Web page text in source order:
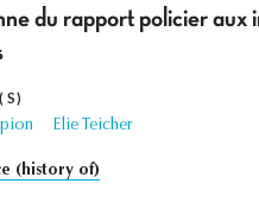
du rapport policier aux
Elie Teicher
(history of)